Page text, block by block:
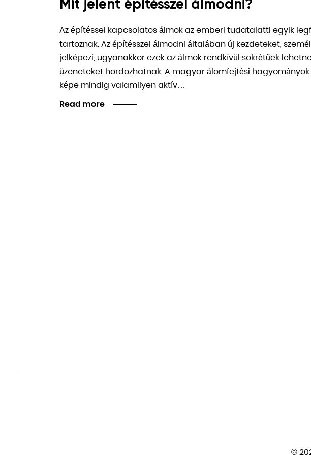
Mit jelent építésszel álmodni?
Az építéssel kapcsolatos álmok az emberi tudatalatti egyik
tartoznak. Az építésszel álmodni általában új kezdeteket,
jelképezi, ugyanakkor ezek az álmok rendkívül sokrétűek
üzeneteket hordozhatnak. A magyar álomfejtési
képe mindig valamilyen aktív…
Read more
©